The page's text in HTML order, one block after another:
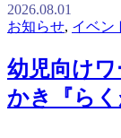
2026.08.01
お知らせ, イベン
幼児向け
かき『らく